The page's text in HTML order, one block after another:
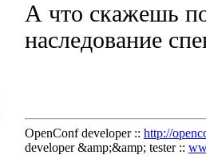
А что скажешь
наследование
OpenConf developer :: http://
developer &amp;&amp; tester ::